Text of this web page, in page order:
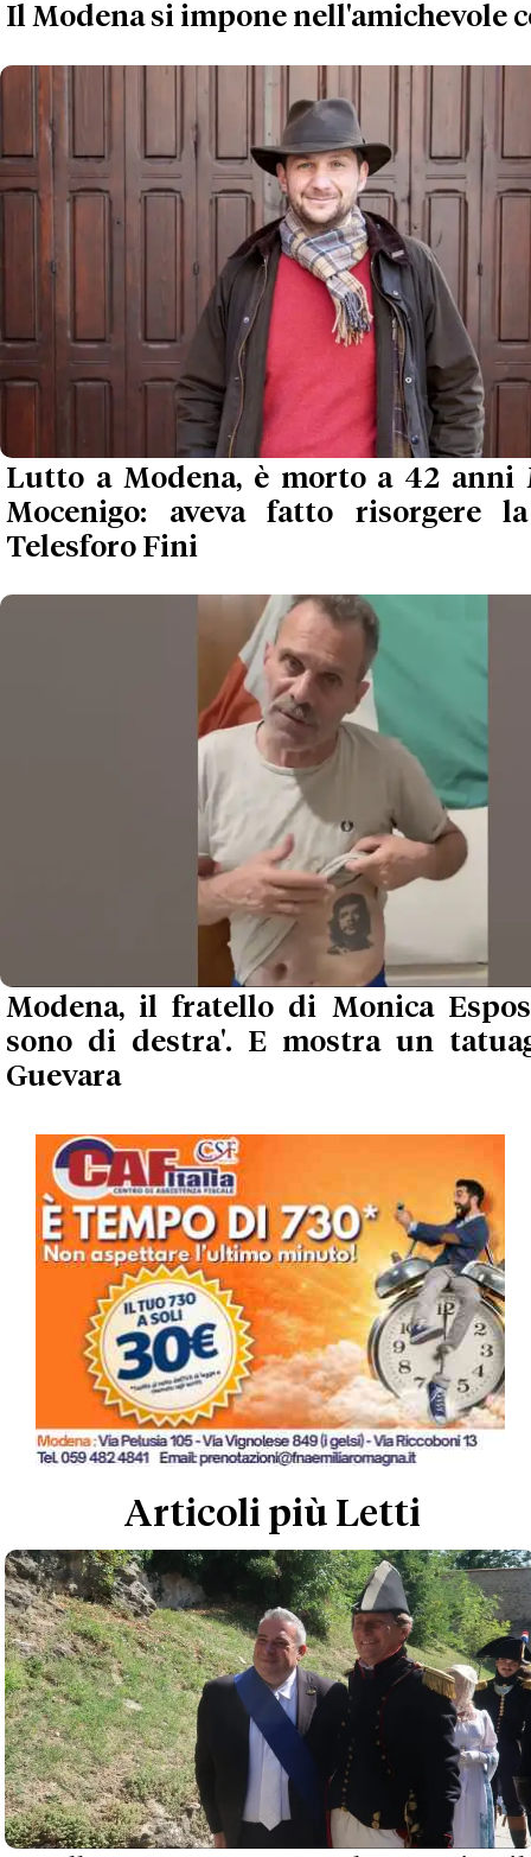
Il Modena si impone nell'amichevole
Lutto a Modena, è morto a 42 anni
Mocenigo: aveva fatto risorgere
Telesforo Fini
Modena, il fratello di Monica
sono di destra'. E mostra un
Guevara
Articoli più Letti